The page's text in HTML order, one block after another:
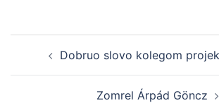
Dobruo slovo kolegom
Zomrel Árpád Göncz